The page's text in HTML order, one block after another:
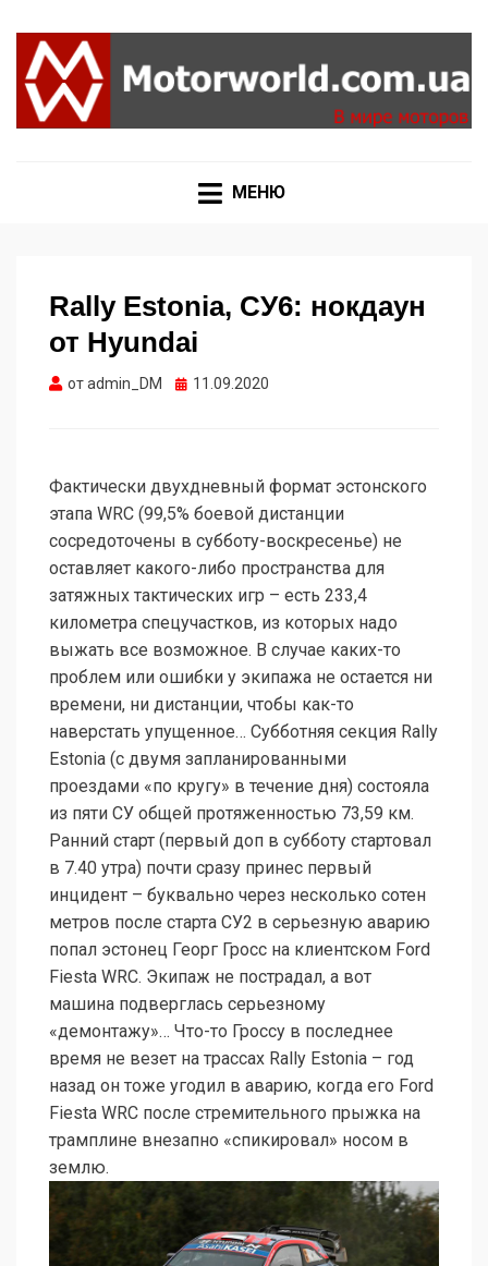
МЕНЮ
Rally Estonia, СУ6: нокдаун
от Hyundai
отadmin_DM Опубликовано
11.09.2020
Фактически двухдневный формат эстонского
этапа WRC (99,5% боевой дистанции
сосредоточены в субботу-воскресенье) не
оставляет какого-либо пространства для
затяжных тактических игр – есть 233,4
километра спецучастков, из которых надо
выжать все возможное. В случае каких-то
проблем или ошибки у экипажа не остается ни
времени, ни дистанции, чтобы как-то
наверстать упущенное… Субботняя секция Rally
Estonia (с двумя запланированными
проездами «по кругу» в течение дня) состояла
из пяти СУ общей протяженностью 73,59 км.
Ранний старт (первый доп в субботу стартовал
в 7.40 утра) почти сразу принес первый
инцидент – буквально через несколько сотен
метров после старта СУ2 в серьезную аварию
попал эстонец Георг Гросс на клиентском Ford
Fiesta WRC. Экипаж не пострадал, а вот
машина подверглась серьезному
«демонтажу»… Что-то Гроссу в последнее
время не везет на трассах Rally Estonia – год
назад он тоже угодил в аварию, когда его Ford
Fiesta WRC после стремительного прыжка на
трамплине внезапно «спикировал» носом в
землю.